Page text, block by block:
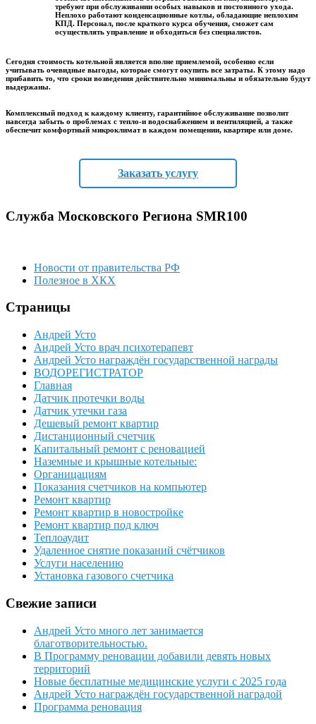
требуют при обслуживании особых навыков и постоянного ухода.
Неплохо работают конденсационные котлы, обладающие неплохим
КПД. Персонал, после краткого курса обучения, сможет сам
осуществлять управление и обходиться без специалистов.
Сегодня стоимость котельной является вполне приемлемой, особенно если
учитывать очевидные выгоды, которые смогут окупить все затраты. К этому надо
прибавить то, что сроки возведения действительно минимальны и обязательно будут
выдержаны.
Комплексный подход к каждому клиенту, гарантийное обслуживание позволит
навсегда забыть о проблемах с тепло-и водоснабжением и вентиляцией, а также
обеспечит комфортный микроклимат в каждом помещении, квартире или доме.
Заказать услугу
Служба Московского Региона SMR100
Новости от правительства РФ
Полезное в ХКХ
Страницы
Андрей Усто
Андрей Усто врач психотерапевт
Андрей Усто награждён государственной награды
ВОДОРЕГИСТРАТОР
Главная
Датчик протечки воды
Датчик утечки газа
Дешевый ремонт квартир
Дистанционный счетчик
Капитальный ремонт с реновацией
Наземные и крышные котельные:
Органицациям
Показания счетчиков на компьютер
Ремонт квартир
Ремонт квартир в новостройке
Ремонт квартир под ключ
Теплоаудит
Удаленное снятие показаний счётчиков
Услуги населению
Установка газового счетчика
Свежие записи
Андрей Усто много лет занимается
благотворительностью.
В Программу реновации добавили девять новых
территорий
Новые бесплатные медицинские услуги с 2025 года
Андрей Усто награждён государственной наградой
Программа реновация